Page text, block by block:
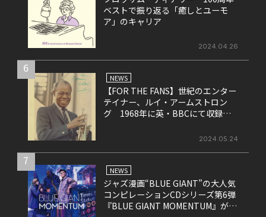
ベストで振り返る「癒しとユーモ
ア」のキャリア
2024.04.26
6
NEWS
【FOR THE FANS】世紀のエンター
テイナー、ルイ・アームストロン
グ 1968年に英・BBCにて収録さ
2024.05.24
7
NEWS
ジャズ漫画“BLUE GIANT”の大人気
コンピレーションCDシリーズ第6弾
『BLUE GIANT MOMENTUM』が6